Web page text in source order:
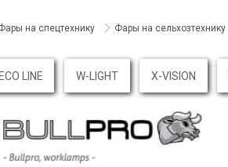
на спецтехнику Фары на сельхозтехнику
ECO LINE W-LIGHT X-VISION